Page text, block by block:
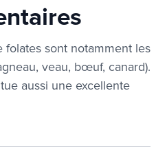
folates sont notamment les
veau, bœuf, canard).
aussi une excellente